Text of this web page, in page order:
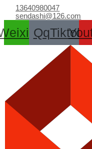
容
13640980047
sendashi@126.com
QqTiktok